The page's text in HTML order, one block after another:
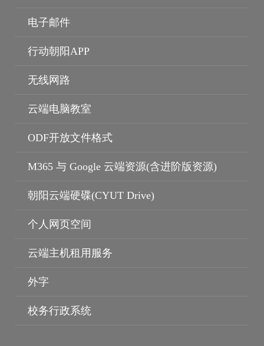
电子邮件
行动朝阳APP
无线网路
云端电脑教室
ODF开放文件格式
M365 与 Google 云端资源(含进阶版资源)
朝阳云端硬碟(CYUT Drive)
个人网页空间
云端主机租用服务
外字
校务行政系统